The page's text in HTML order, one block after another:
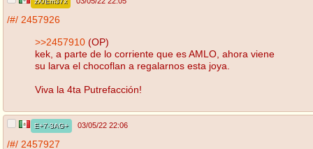
/#/ 2457926
>>2457910 (OP)
kek, a parte de lo corriente que es AMLO, ahora viene
su larva el chocoflan a regalarnos esta joya.
Viva la 4ta Putrefacción!
E+7-3AG+ 03/05/22 22:06
/#/ 2457927